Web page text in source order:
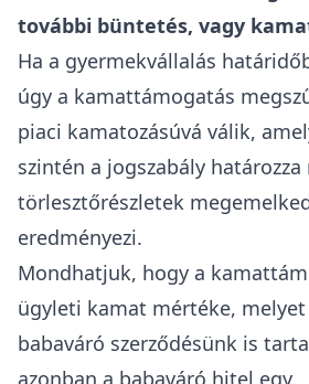
Mit is kell visszafizetni, ha
gyermek? Valóban van
babaváró esetében?
Ha a gyermekvállalás